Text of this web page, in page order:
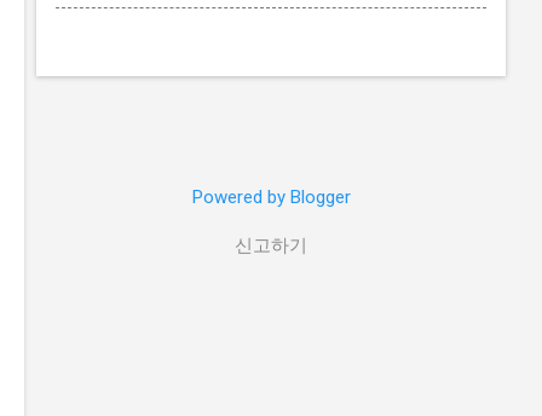
Powered by Blogger
신고하기